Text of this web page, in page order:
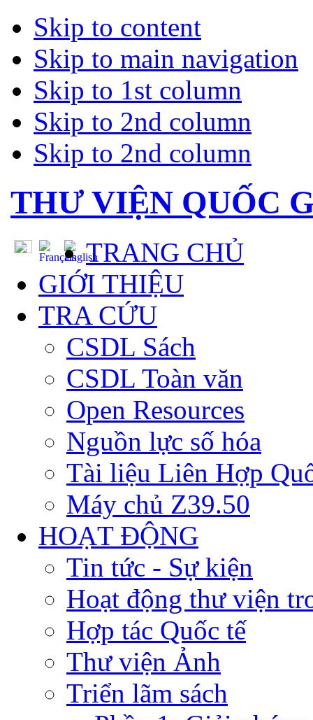
Skip to content
Skip to main navigation
Skip to 1st column
Skip to 2nd column
Skip to 2nd column
THƯ VIỆN QUỐC
TRANG CHỦ
GIỚI THIỆU
TRA CỨU
CSDL Sách
CSDL Toàn văn
Open Resources
Nguồn lực số hóa
Tài liệu Liên Hợp
Máy chủ Z39.50
HOẠT ĐỘNG
Tin tức - Sự kiện
Hoạt động thư viện
Hợp tác Quốc tế
Thư viện Ảnh
Triển lãm sách